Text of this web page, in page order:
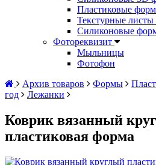
Пластиковые
Текстурные
Силиконовые
Фотореквизит
Мыльницы
Фотофон
Архив товаров
Формы
год
Лежанки
Коврик вязанный
пластиковая форма